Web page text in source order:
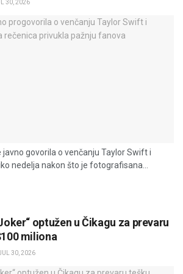
30, 2026
javno govorila o venčanju Taylor Swift i
nedelja nakon što je fotografisana...
optužen u Čikagu za prevaru
miliona
30, 2026